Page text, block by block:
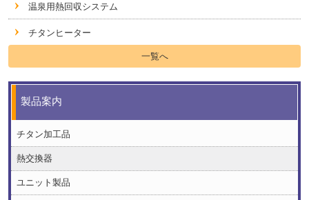
温泉用熱回収システム
チタンヒーター
一覧へ
製品案内
チタン加工品
熱交換器
ユニット製品